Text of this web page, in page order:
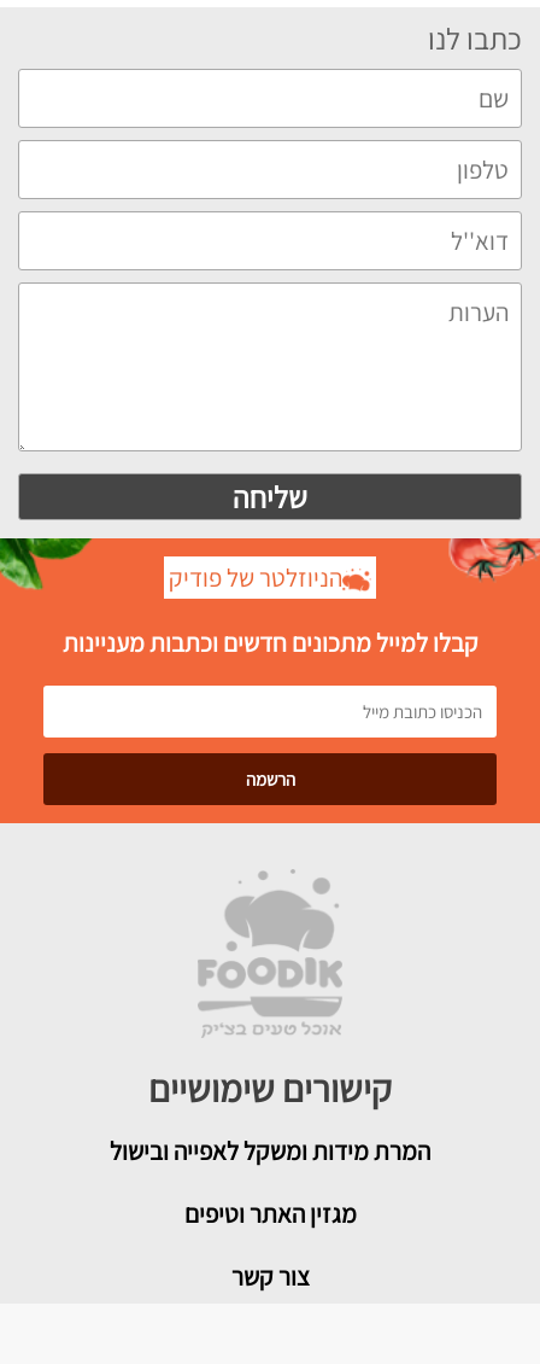
כתבו לנו
הניוזלטר של פודיק
קבלו למייל מתכונים חדשים וכתבות מעניינות
קישורים שימושיים
המרת מידות ומשקל לאפייה ובישול
מגזין האתר וטיפים
צור קשר